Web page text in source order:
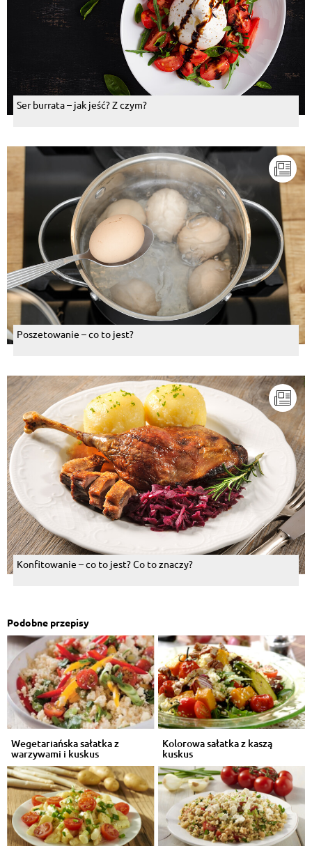
Ser burrata – jak jeść? Z czym?
Poszetowanie – co to jest?
Konfitowanie – co to jest? Co to znaczy?
Podobne przepisy
Wegetariańska sałatka z
warzywami i kuskus
Kolorowa sałatka z kaszą
kuskus